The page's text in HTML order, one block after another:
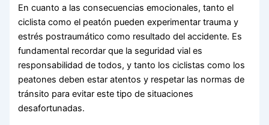
En cuanto a las consecuencias emocionales, tanto el
ciclista como el peatón pueden experimentar trauma y
estrés postraumático como resultado del accidente. Es
fundamental recordar que la seguridad vial es
responsabilidad de todos, y tanto los ciclistas como los
peatones deben estar atentos y respetar las normas de
tránsito para evitar este tipo de situaciones
desafortunadas.